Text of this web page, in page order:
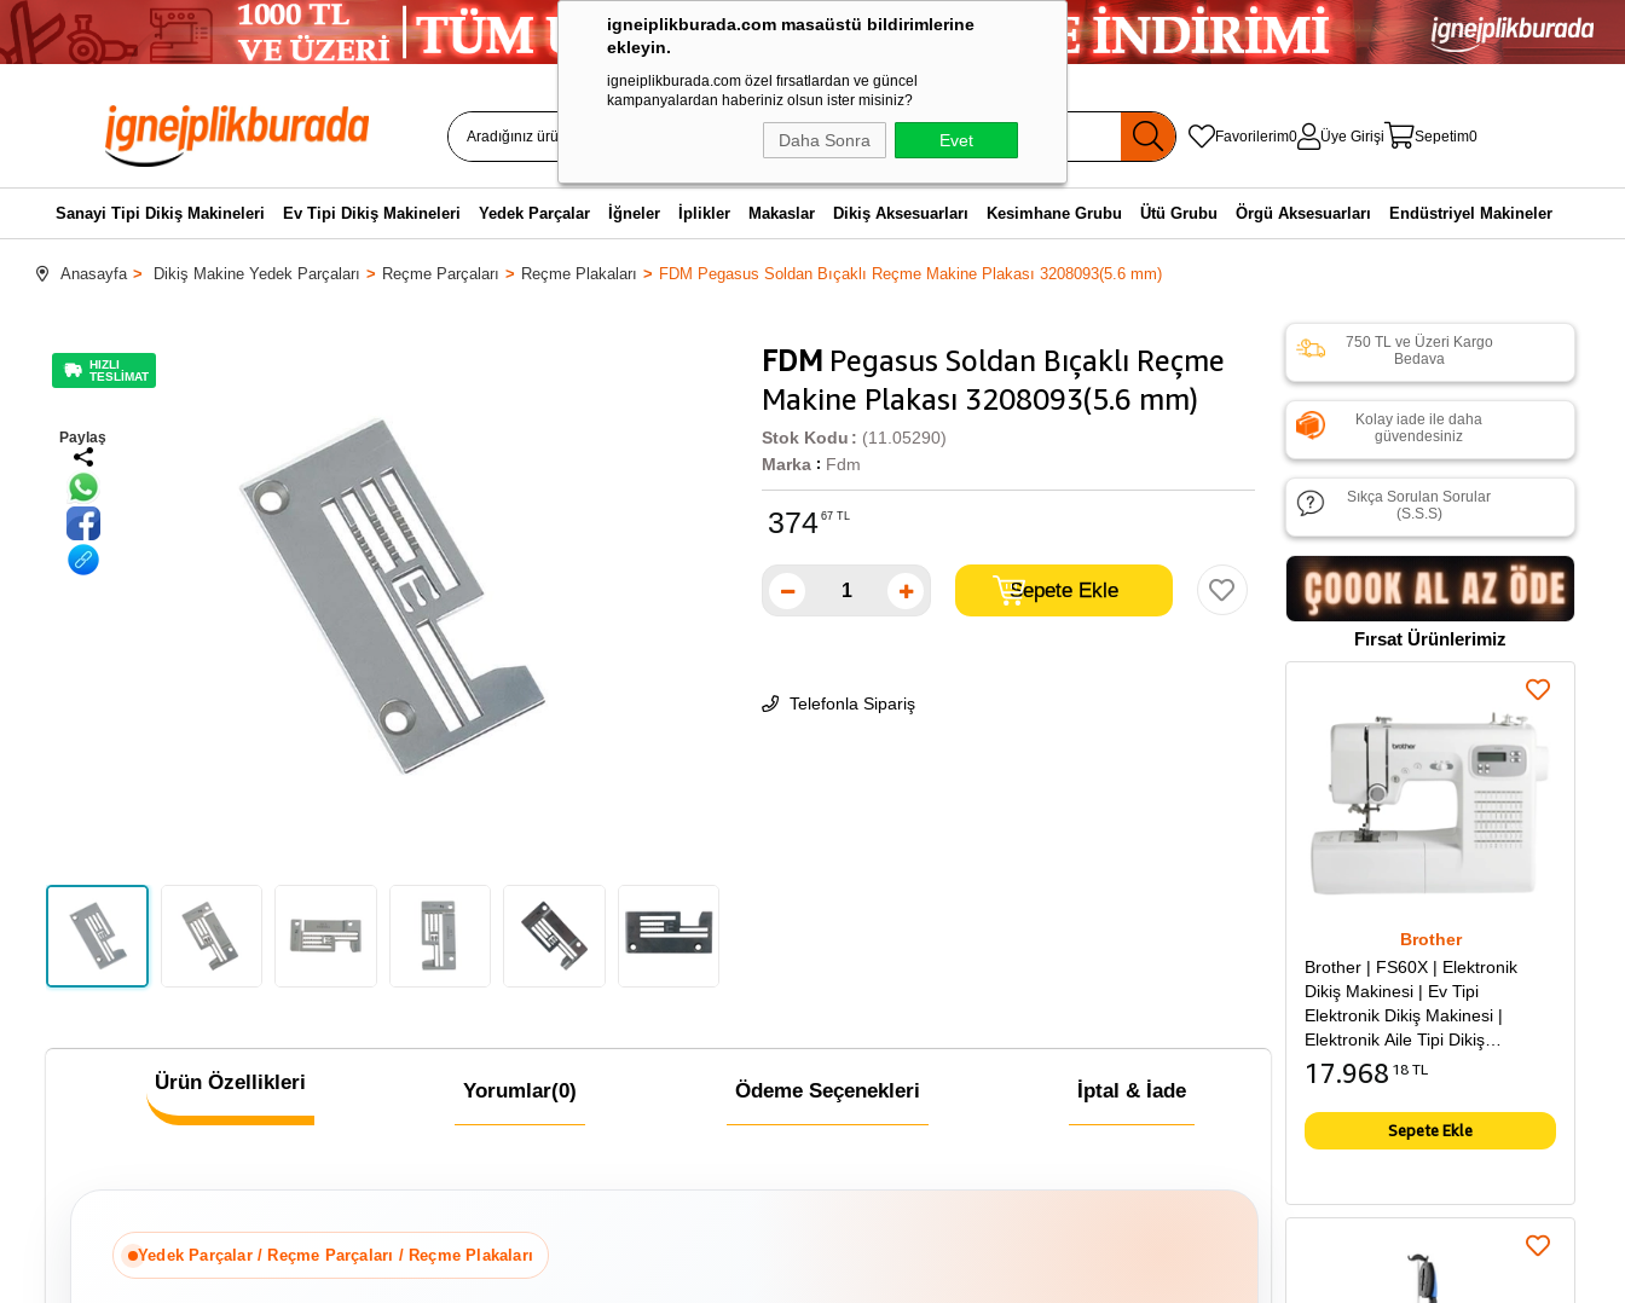
igneiplikburada.com masaüstü bildirimlerine
ekleyin.
igneiplikburada.com özel fırsatlardan ve güncel
kampanyalardan haberiniz olsun ister misiniz?
Daha Sonra Evet Favorilerim0 Üye Girişi Sepetim0
Sanayi Tipi Dikiş Makineleri Ev Tipi Dikiş Makineleri Yedek Parçalar İğneler İplikler Makaslar Dikiş Aksesuarları Kesimhane Grubu Ütü Grubu Örgü Aksesuarları Endüstriyel Makineler
Anasayfa Dikiş Makine Yedek Parçaları Reçme Parçaları Reçme Plakaları FDM Pegasus Soldan Bıçaklı Reçme Makine Plakası 3208093(5.6 mm)
HIZLI
TESLİMAT
Paylaş
FDM Pegasus Soldan Bıçaklı Reçme
Makine Plakası 3208093(5.6 mm)
(11.05290)
Stok Kodu
Marka : Fdm
374 67 TL
Telefonla Sipariş
Ürün Özellikleri Yorumlar(0) Ödeme Seçenekleri İptal & İade
Yedek Parçalar / Reçme Parçaları / Reçme Plakaları
750 TL ve Üzeri Kargo
Bedava
Kolay iade ile daha
güvendesiniz
Sıkça Sorulan Sorular
(S.S.S)
Fırsat Ürünlerimiz
Brother
Brother | FS60X | Elektronik
Dikiş Makinesi | Ev Tipi
Elektronik Dikiş Makinesi |
Elektronik Aile Tipi Dikiş
Makinesi
17.968 18 TL
Sepete Ekle